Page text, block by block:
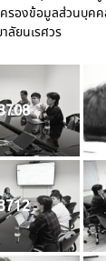
รองข้อมูลส่วนบุค
ลัยนเรศวร